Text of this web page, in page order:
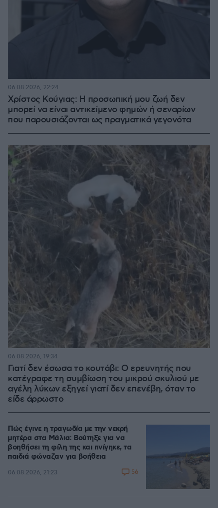
Χρίστος Κούγιας: Η προσωπική μου ζωή δεν
μπορεί να είναι αντικείμενο φημών ή σεναρίων
που παρουσιάζονται ως πραγματικά γεγονότα
06.08.2026, 22:24
Γιατί δεν έσωσα το κουτάβι: Ο ερευνητής που
κατέγραφε τη συμβίωση του μικρού σκυλιού με
αγέλη λύκων εξηγεί γιατί δεν επενέβη, όταν το
είδε άρρωστο
06.08.2026, 19:34
Πώς έγινε η τραγωδία με την νεκρή
μητέρα στα Μάλια: Βούτηξε για να
βοηθήσει τη φίλη της και πνίγηκε, τα
παιδιά φώναζαν για βοήθεια
06.08.2026, 21:23 56